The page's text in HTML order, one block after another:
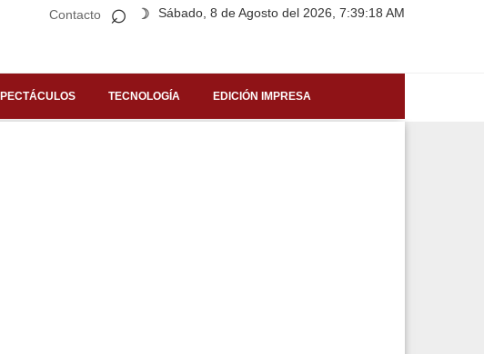
Contacto Sábado, 8 de Agosto del 2026, 7:39:18 AM
⌕ ☽
TECNOLOGÍA EDICIÓN IMPRESA